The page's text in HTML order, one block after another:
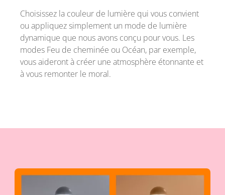
Choisissez la couleur de lumière qui vous convient
ou appliquez simplement un mode de lumière
dynamique que nous avons conçu pour vous. Les
modes Feu de cheminée ou Océan, par exemple,
vous aideront à créer une atmosphère étonnante et
à vous remonter le moral.